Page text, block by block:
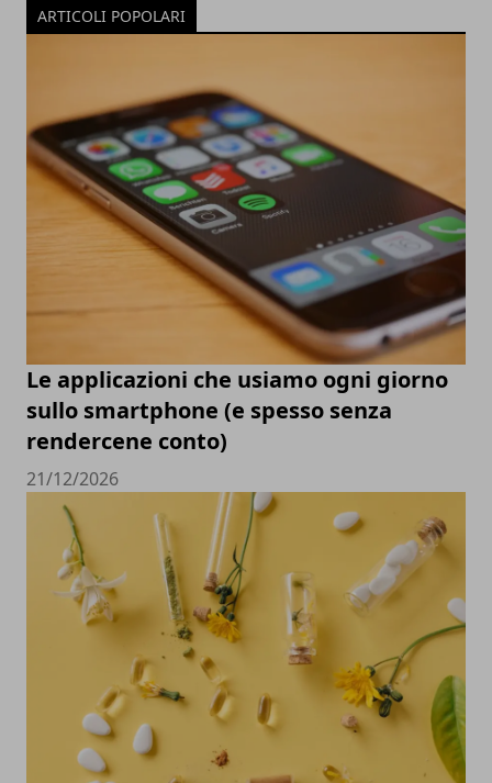
ARTICOLI POPOLARI
Le applicazioni che usiamo ogni giorno
sullo smartphone (e spesso senza
rendercene conto)
21/12/2026